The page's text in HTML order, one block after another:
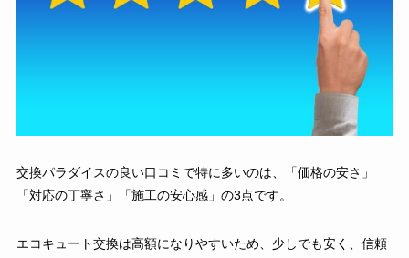
交換パラダイスの良い口コミで特に多いのは、「価格の安さ」
「対応の丁寧さ」「施工の安心感」の3点です。
エコキュート交換は高額になりやすいため、少しでも安く、信頼